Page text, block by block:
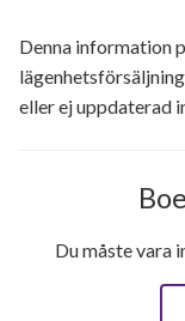
Denna information
eller ej uppdaterad
Du måste vara